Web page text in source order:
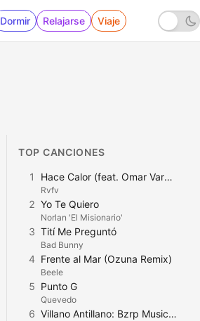
Dormir Relajarse Viaje
TOP CANCIONES
1 Hace Calor (feat. Omar Varela) [Remix]
Rvfv
2 Yo Te Quiero
Norlan 'El Misionario'
3 Tití Me Preguntó
Bad Bunny
4 Frente al Mar (Ozuna Remix)
Beele
5 Punto G
Quevedo
6 Villano Antillano: Bzrp Music Sessions, Vol. 51